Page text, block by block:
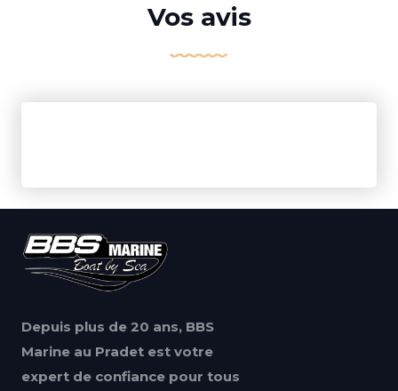
Vos avis
Depuis plus de 20 ans, BBS
Marine au Pradet est votre
expert de confiance pour tous